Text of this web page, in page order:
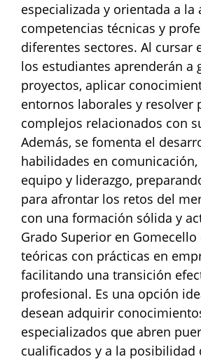
especializada y orientada a
competencias técnicas y
diferentes sectores. Al cursar
los estudiantes aprenderán a
proyectos, aplicar
entornos laborales y resolver
complejos relacionados con
Además, se fomenta el
habilidades en
equipo y liderazgo,
para afrontar los retos del
con una formación sólida y
Grado Superior en
teóricas con prácticas en
facilitando una transición
profesional. Es una opción
desean adquirir
especializados que abren
cualificados y a la posibilidad